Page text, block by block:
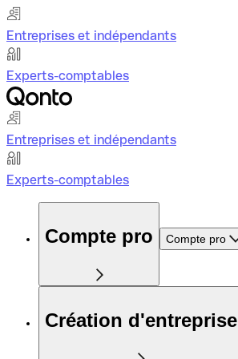
Entreprises et indépendants
Experts-comptables
Entreprises et indépendants
Experts-comptables
Compte pro Compte pro
Création d'entreprise